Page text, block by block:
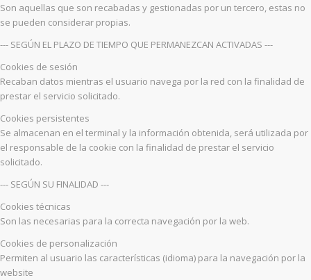
Son aquellas que son recabadas y gestionadas por un tercero, estas no
se pueden considerar propias.
--- SEGÚN EL PLAZO DE TIEMPO QUE PERMANEZCAN ACTIVADAS ---
Cookies de sesión
Recaban datos mientras el usuario navega por la red con la finalidad de
prestar el servicio solicitado.
Cookies persistentes
Se almacenan en el terminal y la información obtenida, será utilizada por
el responsable de la cookie con la finalidad de prestar el servicio
solicitado.
--- SEGÚN SU FINALIDAD ---
Cookies técnicas
Son las necesarias para la correcta navegación por la web.
Cookies de personalización
Permiten al usuario las características (idioma) para la navegación por la
website